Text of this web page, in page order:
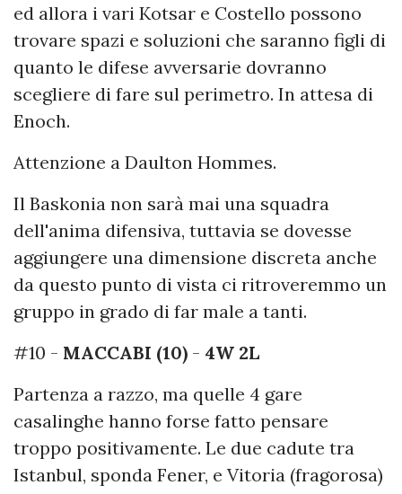
ed allora i vari Kotsar e Costello possono
trovare spazi e soluzioni che saranno figli di
quanto le difese avversarie dovranno
scegliere di fare sul perimetro. In attesa di
Enoch.
Attenzione a Daulton Hommes.
Il Baskonia non sarà mai una squadra
dell'anima difensiva, tuttavia se dovesse
aggiungere una dimensione discreta anche
da questo punto di vista ci ritroveremmo un
gruppo in grado di far male a tanti.
#10 - MACCABI (10) - 4W 2L
Partenza a razzo, ma quelle 4 gare
casalinghe hanno forse fatto pensare
troppo positivamente. Le due cadute tra
Istanbul, sponda Fener, e Vitoria (fragorosa)